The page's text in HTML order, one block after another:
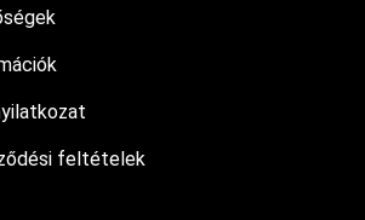
feltételek